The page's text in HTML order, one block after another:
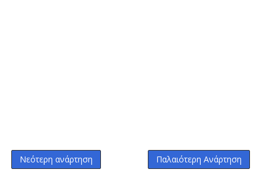
Νεότερη ανάρτηση Παλαιότερη Ανάρτηση